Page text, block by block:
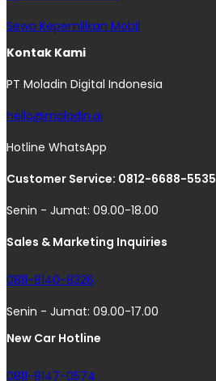
Sewa Kepemilikan Mobil
Kontak Kami
PT Moladin Digital Indonesia
hello@moladin.ai
Hotline WhatsApp
Customer Service: 0812-6688-5535
Senin - Jumat: 09.00-18.00
Sales & Marketing Inquiries
0811-8140-8326
Senin - Jumat: 09.00-17.00
New Car Hotline
0811-8147-0574